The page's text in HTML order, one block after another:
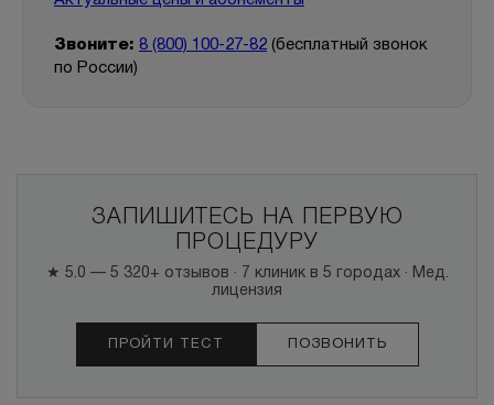
Звоните: 8 (800) 100-27-82 (бесплатный звонок
по России)
ЗАПИШИТЕСЬ НА ПЕРВУЮ
ПРОЦЕДУРУ
★ 5.0 — 5 320+ отзывов · 7 клиник в 5 городах · Мед.
лицензия
ПРОЙТИ ТЕСТ ПОЗВОНИТЬ